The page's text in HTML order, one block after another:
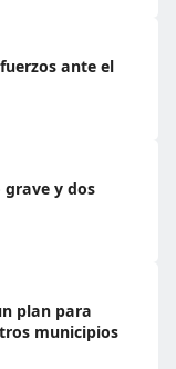
ante el
y dos
plan para
municipios